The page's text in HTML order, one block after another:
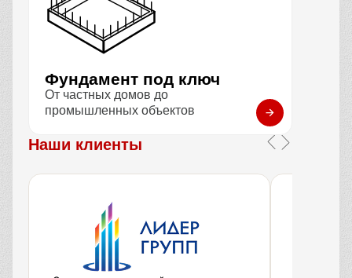
Фундамент под ключ
От частных домов до
промышленных объектов
Наши клиенты